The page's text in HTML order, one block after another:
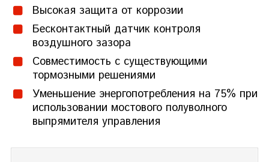
Высокая защита от коррозии
Бесконтактный датчик контроля
воздушного зазора
Совместимость с существующими
тормозными решениями
Уменьшение энергопотребления на 75% при
использовании мостового полуволного
выпрямителя управления